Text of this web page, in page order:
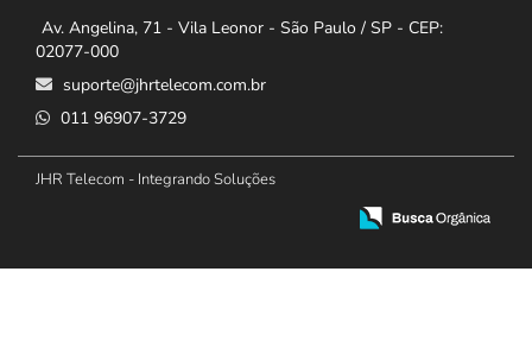
Av. Angelina, 71 - Vila Leonor - São Paulo / SP - CEP:
02077-000
suporte@jhrtelecom.com.br
011 96907-3729
JHR Telecom - Integrando Soluções